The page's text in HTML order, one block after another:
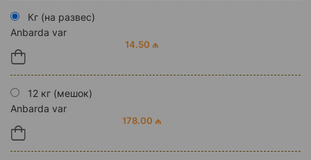
Кг (на развес)
Anbarda var
14.50 ₼
12 кг (мешок)
Anbarda var
178.00 ₼